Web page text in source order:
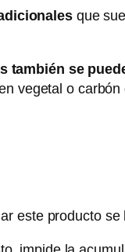
que
también se
vegetal o carbón
este producto